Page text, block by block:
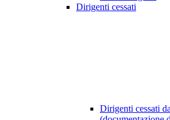
Dirigenti cessati
Dirigenti cessati